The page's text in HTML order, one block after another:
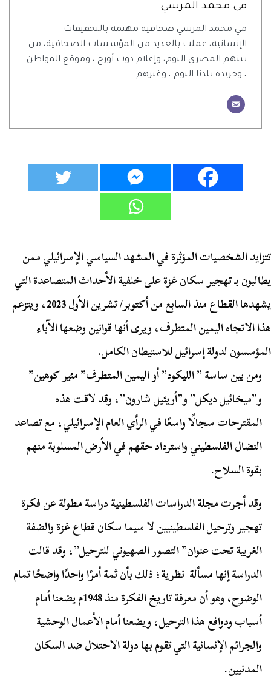
مي محمد المرسي
مي محمد المرسي صحافية مهتمة بالتحقيقات
الإنسانية، عملت بالعديد من المؤسسات الصحافية، من
بينهم المصري اليوم، وإعلام دوت أورج ، وموقع المواطن
، وجريدة بلدنا اليوم ، وغيرهم .
تتزايد الشخصيات المؤثرة في المشهد السياسي الإسرائيلي ممن
يطالبون بـ تهجير سكان غزة على خلفية الأحداث المتصاعدة التي
يشهدها القطاع منذ السابع من أكتوبر/ تشرين الأول 2023، ويتزعم
هذا الاتجاه اليمين المتطرف، ويرى أنها قوانين وضعها الآباء
المؤسسون لدولة إسرائيل للاستيطان الكامل.
ومن بين ساسة ” الليكود” أو اليمين المتطرف” مئير كوهين”
و”ميخائيل ديكل” و”أريئيل شارون”، وقد لاقت هذه
المقترحات سجالًا واسعًا في الرأي العام الإسرائيلي، مع تصاعد
النضال الفلسطيني واسترداد حقهم في الأرض المسلوبة منهم
بقوة السلاح.
وقد أجرت مجلة الدراسات الفلسطينية دراسة مطولة عن فكرة
تهجير وترحيل الفلسطينيين لا سيما سكان قطاع غزة والضفة
الغربية تحت عنوان” التصور الصهيوني للترحيل”، وقد قالت
الدراسة إنها مسألة نظرية؛ ذلك بأن ثمة أمرًا واحدًا واضحًا تمام
الوضوح، وهو أن معرفة تاريخ الفكرة منذ 1948م يضعنا أمام
أسباب ودوافع هذا الترحيل، ويضعنا أمام الأعمال الوحشية
والجرائم الإنسانية التي تقوم بها دولة الاحتلال ضد السكان
المدنيين.